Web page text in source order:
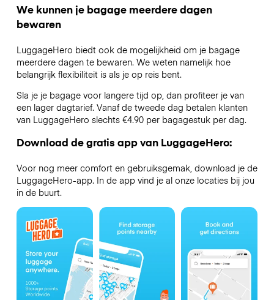
We kunnen je bagage meerdere dagen
bewaren
LuggageHero biedt ook de mogelijkheid om je bagage
meerdere dagen te bewaren. We weten namelijk hoe
belangrijk flexibiliteit is als je op reis bent.
Sla je je bagage voor langere tijd op, dan profiteer je van
een lager dagtarief. Vanaf de tweede dag betalen klanten
van LuggageHero slechts €4.90 per bagagestuk per dag.
Download de gratis app van LuggageHero:
Voor nog meer comfort en gebruiksgemak, download je de
LuggageHero-app. In de app vind je al onze locaties bij jou
in de buurt.